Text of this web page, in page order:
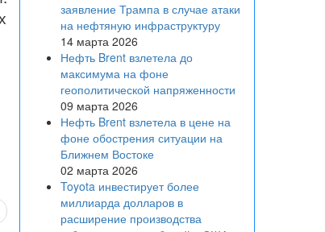
заявление Трампа в случае атаки
на нефтяную инфраструктуру
14 марта 2026
Нефть Brent взлетела до
максимума на фоне
геополитической напряженности
09 марта 2026
Нефть Brent взлетела в цене на
фоне обострения ситуации на
Ближнем Востоке
02 марта 2026
Toyota инвестирует более
миллиарда долларов в
расширение производства